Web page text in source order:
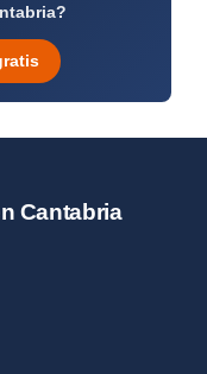
Cantabria